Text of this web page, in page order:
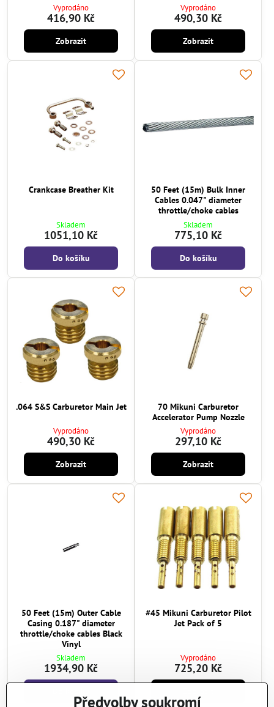
Vyprodáno
416,90 Kč
Zobrazit
Vyprodáno
490,30 Kč
Zobrazit
Crankcase Breather Kit
Skladem
1051,10 Kč
Do košíku
50 Feet (15m) Bulk Inner
Cables 0.047" diameter
throttle/choke cables
Skladem
775,10 Kč
Do košíku
.064 S&S Carburetor Main Jet
Vyprodáno
490,30 Kč
Zobrazit
70 Mikuni Carburetor
Accelerator Pump Nozzle
Vyprodáno
297,10 Kč
Zobrazit
50 Feet (15m) Outer Cable
Casing 0.187" diameter
throttle/choke cables Black
Vinyl
Skladem
1934,90 Kč
#45 Mikuni Carburetor Pilot
Jet Pack of 5
Vyprodáno
725,20 Kč
Předvolby soukromí